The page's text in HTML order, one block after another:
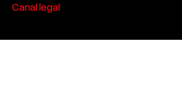
Canal legal